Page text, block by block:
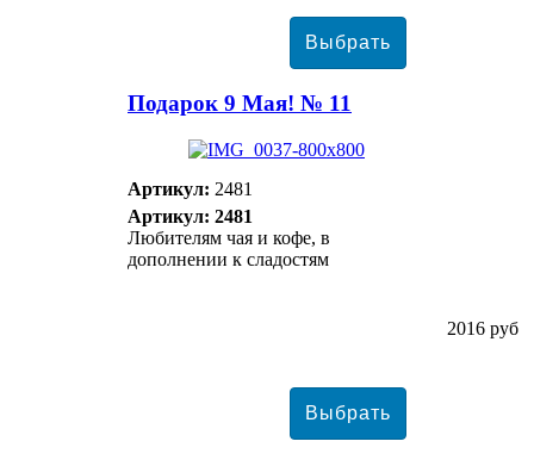
Подарок 9 Мая! № 11
Артикул: 2481
Артикул: 2481
Любителям чая и кофе, в
дополнении к сладостям
2016 руб